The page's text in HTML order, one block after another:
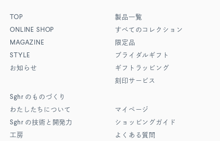
TOP
ONLINE SHOP
MAGAZINE
STYLE
お知らせ
Sghr のものづくり
わたしたちについて
Sghr の技術と開発力
工房
製品一覧
すべてのコレクション
限定品
ブライダルギフト
ギフトラッピング
刻印サービス
マイページ
ショッピングガイド
よくある質問